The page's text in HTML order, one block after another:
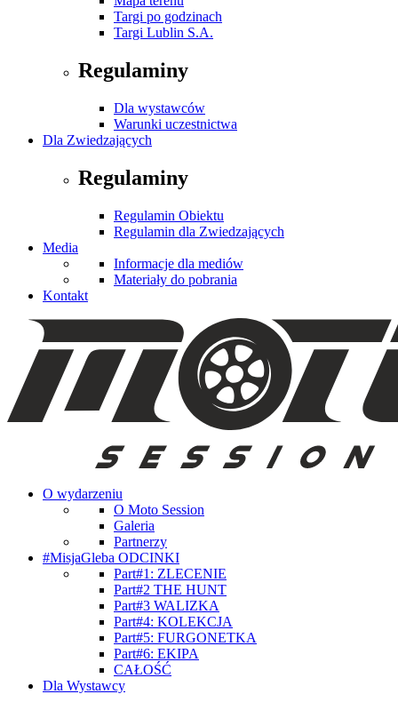
Targi po godzinach
Targi Lublin S.A.
Regulaminy
Dla wystawców
Warunki uczestnictwa
Dla Zwiedzających
Regulaminy
Regulamin Obiektu
Regulamin dla Zwiedzających
Media
Informacje dla mediów
Materiały do pobrania
Kontakt
O wydarzeniu
O Moto Session
Galeria
Partnerzy
#MisjaGleba ODCINKI
Part#1: ZLECENIE
Part#2 THE HUNT
Part#3 WALIZKA
Part#4: KOLEKCJA
Part#5: FURGONETKA
Part#6: EKIPA
CAŁOŚĆ
Dla Wystawcy